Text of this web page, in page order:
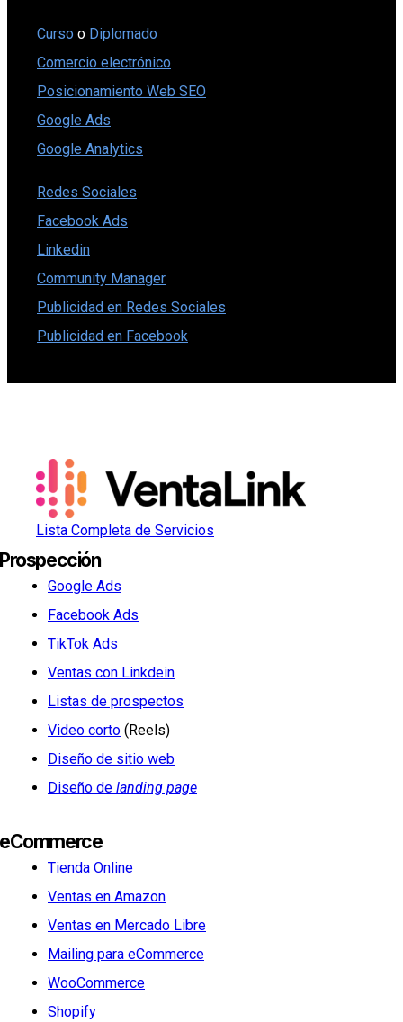
Curso o Diplomado
Comercio electrónico
Posicionamiento Web SEO
Google Ads
Google Analytics
Redes Sociales
Facebook Ads
Linkedin
Community Manager
Publicidad en Redes Sociales
Publicidad en Facebook
Lista Completa de Servicios
Prospección
Google Ads
Facebook Ads
TikTok Ads
Ventas con Linkdein
Listas de prospectos
Video corto (Reels)
Diseño de sitio web
Diseño de landing page
eCommerce
Tienda Online
Ventas en Amazon
Ventas en Mercado Libre
Mailing para eCommerce
WooCommerce
Shopify